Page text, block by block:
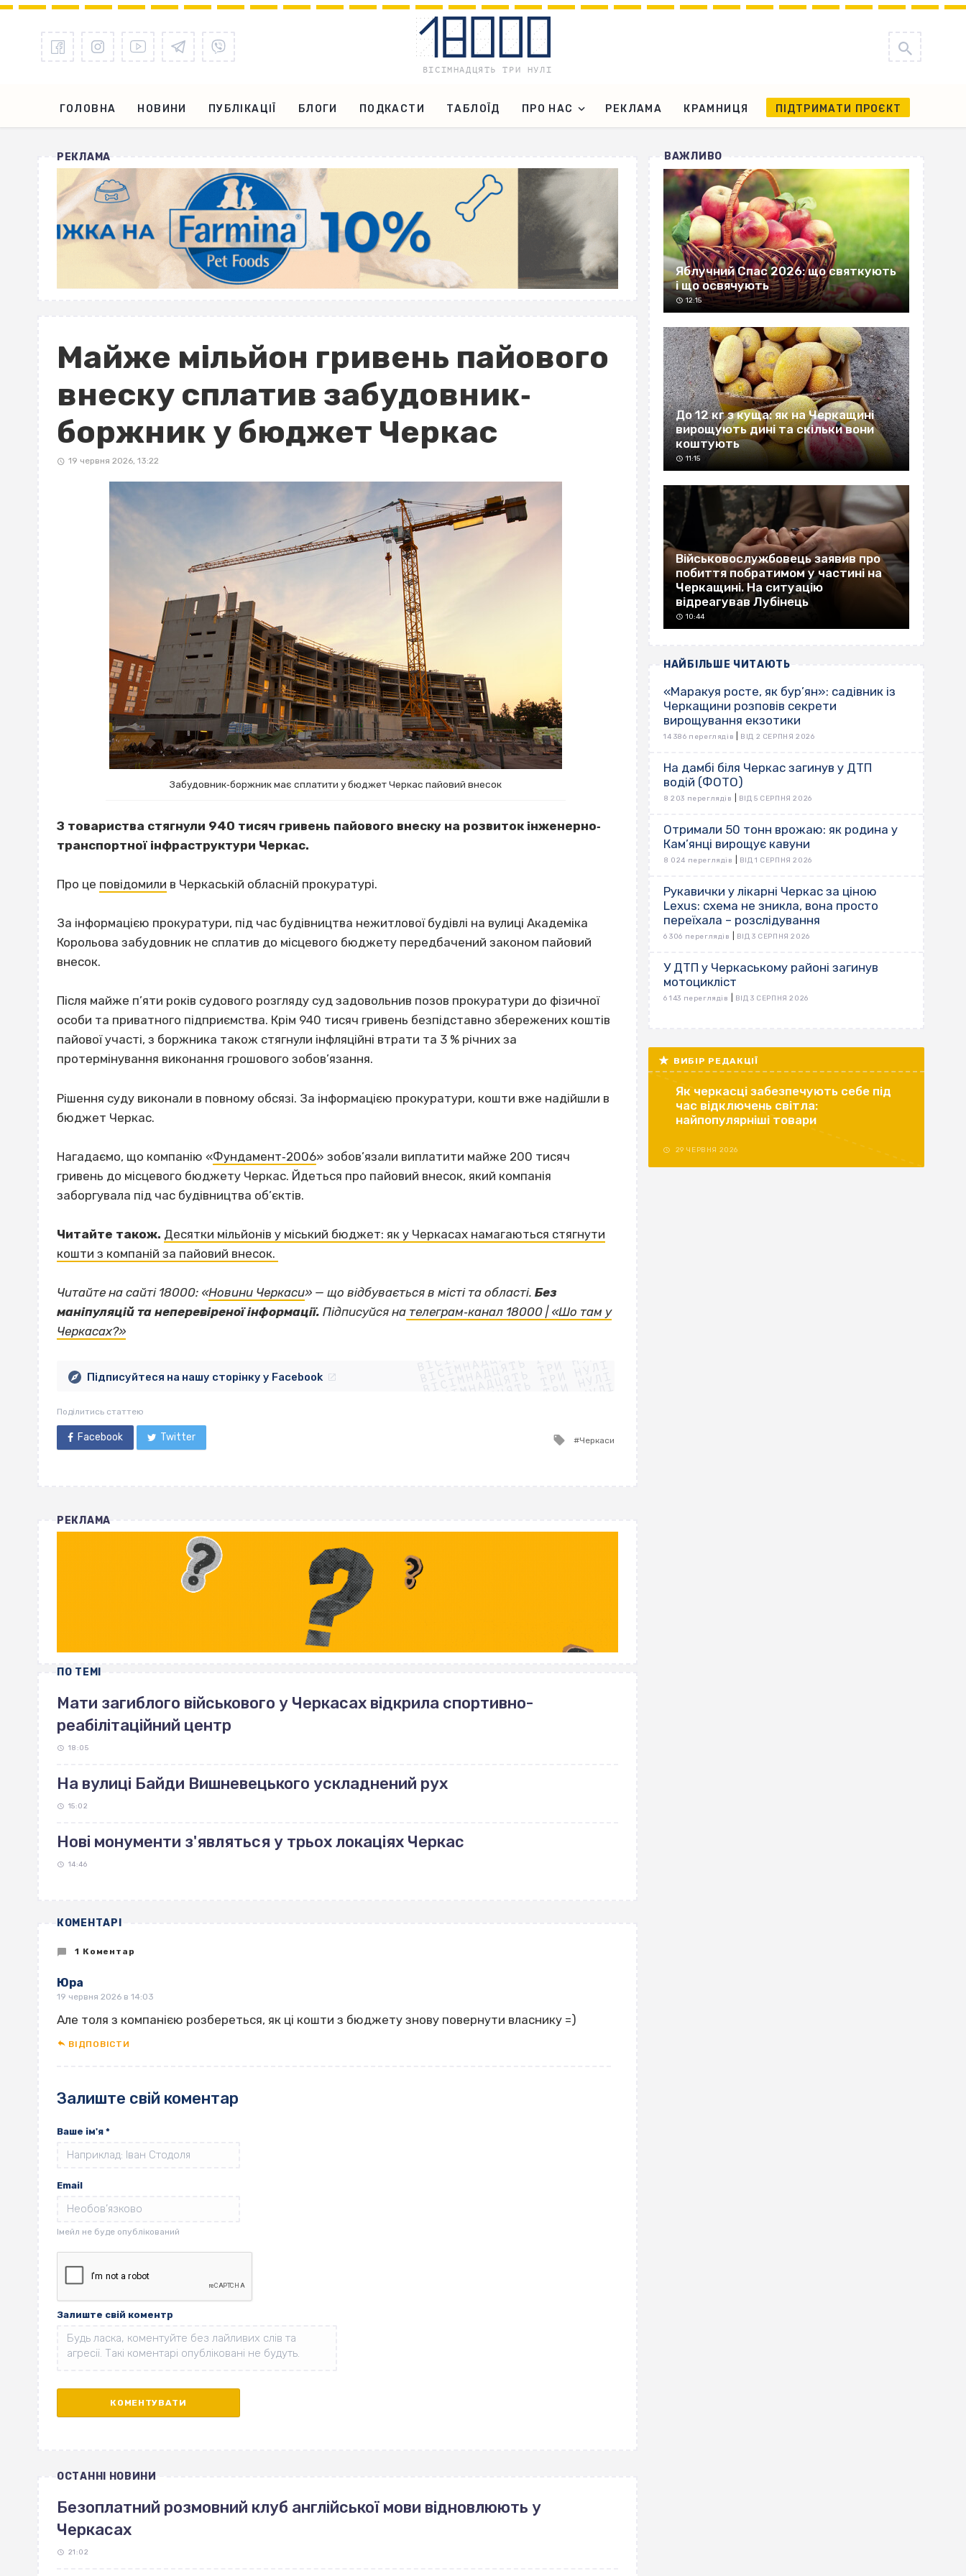
ГОЛОВНА НОВИНИ ПУБЛІКАЦІЇ БЛОГИ ПОДКАСТИ ТАБЛОЇД ПРО НАС РЕКЛАМА КРАМНИЦЯ ПІДТРИМАТИ ПРОЄКТ
РЕКЛАМА
Майже мільйон гривень пайового
внеску сплатив забудовник‐
боржник у бюджет Черкас
19 червня 2026, 13:22
Забудовник‐боржник має сплатити у бюджет Черкас пайовий внесок
З товариства стягнули 940 тисяч гривень пайового внеску на розвиток інженерно‐
транспортної інфраструктури Черкас.
Про це повідомили в Черкаській обласній прокуратурі.
За інформацією прокуратури, під час будівництва нежитлової будівлі на вулиці Академіка
Корольова забудовник не сплатив до місцевого бюджету передбачений законом пайовий
внесок.
Після майже п’яти років судового розгляду суд задовольнив позов прокуратури до фізичної
особи та приватного підприємства. Крім 940 тисяч гривень безпідставно збережених коштів
пайової участі, з боржника також стягнули інфляційні втрати та 3 % річних за
протермінування виконання грошового зобов’язання.
Рішення суду виконали в повному обсязі. За інформацією прокуратури, кошти вже надійшли в
бюджет Черкас.
Нагадаємо, що компанію «Фундамент‐2006» зобов’язали виплатити майже 200 тисяч
гривень до місцевого бюджету Черкас. Йдеться про пайовий внесок, який компанія
заборгувала під час будівництва об’єктів.
Читайте також. Десятки мільйонів у міський бюджет: як у Черкасах намагаються стягнути
кошти з компаній за пайовий внесок.
Читайте на сайті 18000: «Новини Черкаси» — що відбувається в місті та області. Без
маніпуляцій та неперевіреної інформації. Підписуйся на телеграм‐канал 18000 | «Шо там у
Черкасах?»
ВІСІМНАДЦЯТЬ ТРИ НУЛІ
ВІСІМНАДЦЯТЬ ТРИ НУЛІ
ВІСІМНАДЦЯТЬ ТРИ НУЛІ
ВІСІМНАДЦЯТЬ ТРИ НУЛІ
ВІСІМНАДЦЯТЬ ТРИ НУЛІ
ВІСІМНАДЦЯТЬ ТРИ НУЛІ
ВІСІМНАДЦЯТЬ ТРИ НУЛІ
ВІСІМНАДЦЯТЬ ТРИ НУЛІ
Підписуйтеся на нашу сторінку у Facebook
Поділитись статтею
Facebook Twitter
Tagged
Черкаси
РЕКЛАМА
ПО ТЕМІ
Мати загиблого військового у Черкасах відкрила спортивно-
реабілітаційний центр
18:05
На вулиці Байди Вишневецького ускладнений рух
15:02
Нові монументи з'являться у трьох локаціях Черкас
14:46
КОМЕНТАРІ
1 Коментар
Юра
19 червня 2026 в 14:03
Але толя з компанією розбереться, як ці кошти з бюджету знову повернути власнику =)
ВІДПОВІCТИ
Залиште свій коментар
Ваше ім'я *
Email
Залиште свій коментр
ОСТАННІ НОВИНИ
Безоплатний розмовний клуб англійської мови відновлюють у
Черкасах
21:02
ВАЖЛИВО
Яблучний Спас 2026: що святкують
і що освячують
12:15
До 12 кг з куща: як на Черкащині
вирощують дині та скільки вони
коштують
11:15
Військовослужбовець заявив про
побиття побратимом у частині на
Черкащині. На ситуацію
відреагував Лубінець
10:44
НАЙБІЛЬШЕ ЧИТАЮТЬ
«Маракуя росте, як бур’ян»: садівник із
Черкащини розповів секрети
вирощування екзотики
14 386 переглядів ВІД 2 СЕРПНЯ 2026
На дамбі біля Черкас загинув у ДТП
водій (ФОТО)
8 203 переглядів ВІД 5 СЕРПНЯ 2026
Отримали 50 тонн врожаю: як родина у
Кам’янці вирощує кавуни
8 024 переглядів ВІД 1 СЕРПНЯ 2026
Рукавички у лікарні Черкас за ціною
Lexus: схема не зникла, вона просто
переїхала – розслідування
6 306 переглядів ВІД 3 СЕРПНЯ 2026
У ДТП у Черкаському районі загинув
мотоцикліст
6 143 переглядів ВІД 3 СЕРПНЯ 2026
ВИБІР РЕДАКЦІЇ
Як черкасці забезпечують себе під
час відключень світла:
найпопулярніші товари
29 ЧЕРВНЯ 2026